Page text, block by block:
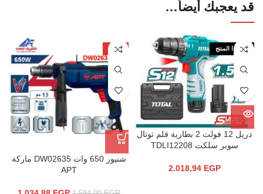
قد يعجبك أيضاً…
نفذ هذا المنتج
دريل 12 فولت 2 بطارية قلم توتال
سوبر سلكت TDLI12208
2.018,94 EGP
-35%
شنيور 650 وات DW02635 ماركة
APT